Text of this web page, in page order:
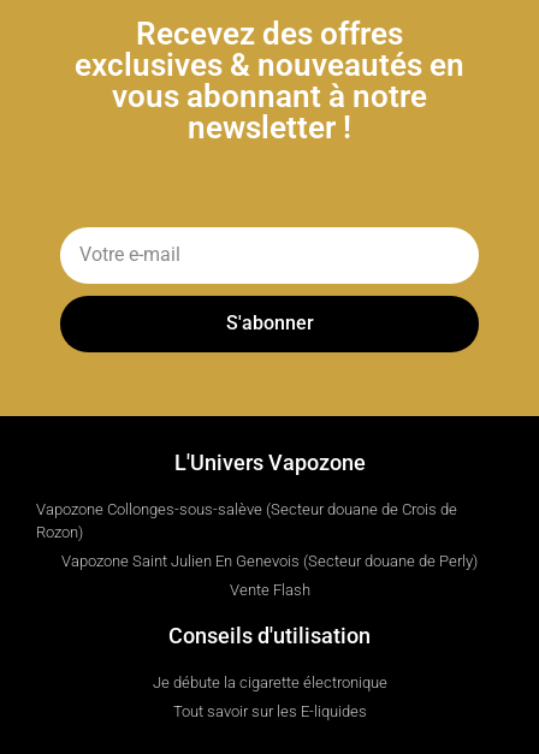
Recevez des offres
exclusives & nouveautés en
vous abonnant à notre
newsletter !
S'abonner
L'Univers Vapozone
Vapozone Collonges-sous-salève (Secteur douane de Crois de
Rozon)
Vapozone Saint Julien En Genevois (Secteur douane de Perly)
Vente Flash
Conseils d'utilisation
Je débute la cigarette électronique
Tout savoir sur les E-liquides